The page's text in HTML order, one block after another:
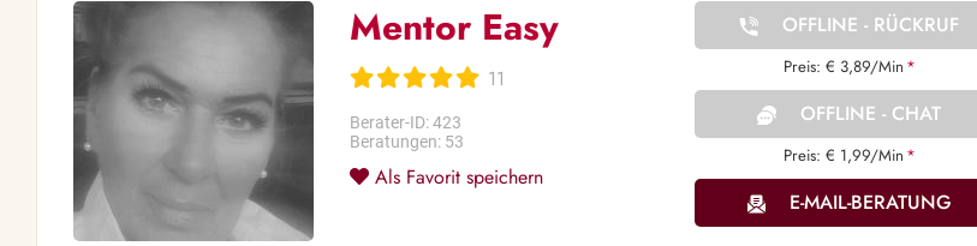
Mentor Easy
11
Berater-ID: 423
Beratungen: 53
Als Favorit speichern
OFFLINE - RÜCKRUF
Preis: € 3,89/Min *
OFFLINE - CHAT
Preis: € 1,99/Min *
E-MAIL-BERATUNG